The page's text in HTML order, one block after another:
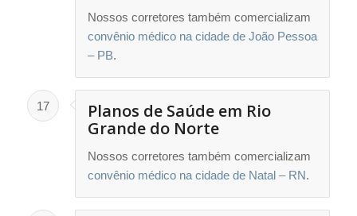
Nossos corretores também comercializam
convênio médico na cidade de João Pessoa
– PB.
17
Planos de Saúde em Rio
Grande do Norte
Nossos corretores também comercializam
convênio médico na cidade de Natal – RN.